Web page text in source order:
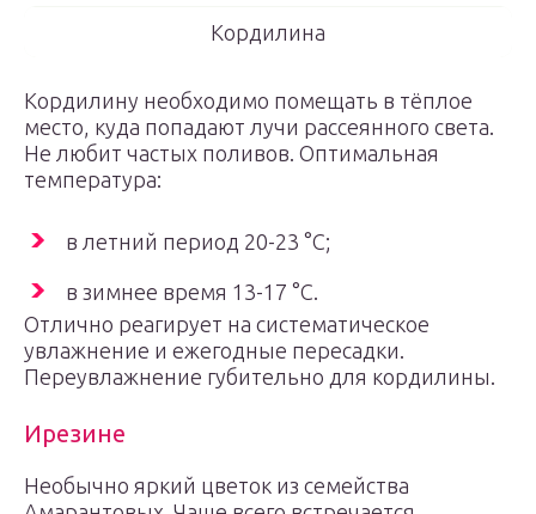
Кордилина
Кордилину необходимо помещать в тёплое
место, куда попадают лучи рассеянного света.
Не любит частых поливов. Оптимальная
температура:
в летний период 20-23 °С;
в зимнее время 13-17 °С.
Отлично реагирует на систематическое
увлажнение и ежегодные пересадки.
Переувлажнение губительно для кордилины.
Ирезине
Необычно яркий цветок из семейства